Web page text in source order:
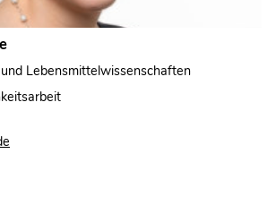
Lebensmittelwissenschaften